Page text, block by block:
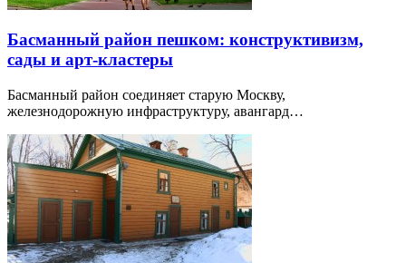
Басманный район пешком: конструктивизм,
сады и арт-кластеры
Басманный район соединяет старую Москву,
железнодорожную инфраструктуру, авангард…